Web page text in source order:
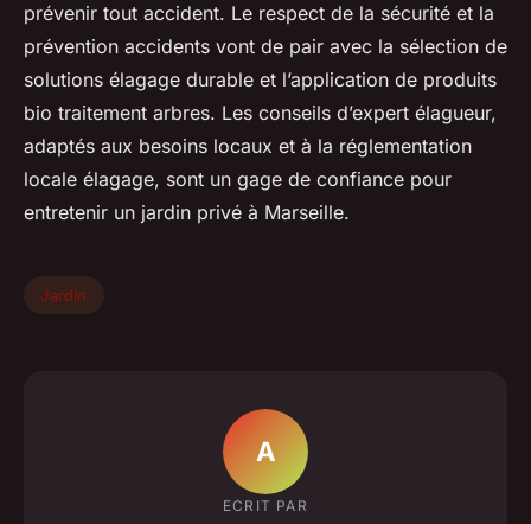
prévenir tout accident. Le respect de la sécurité et la
prévention accidents vont de pair avec la sélection de
solutions élagage durable et l’application de produits
bio traitement arbres. Les conseils d’expert élagueur,
adaptés aux besoins locaux et à la réglementation
locale élagage, sont un gage de confiance pour
entretenir un jardin privé à Marseille.
Jardin
A
ECRIT PAR